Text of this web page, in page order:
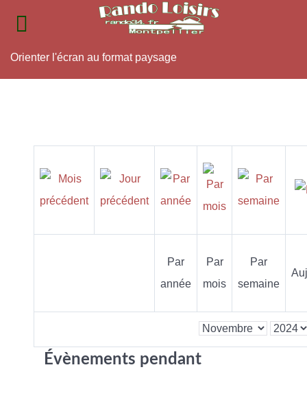
Orienter l'écran au format paysage
Par
année
Par
mois
Par
semaine
Évènements pendant